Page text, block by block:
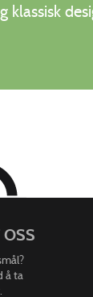
klassisk
OSS
å ta